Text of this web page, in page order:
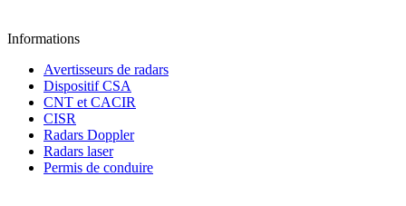
Informations
Avertisseurs de radars
Dispositif CSA
CNT et CACIR
CISR
Radars Doppler
Radars laser
Permis de conduire